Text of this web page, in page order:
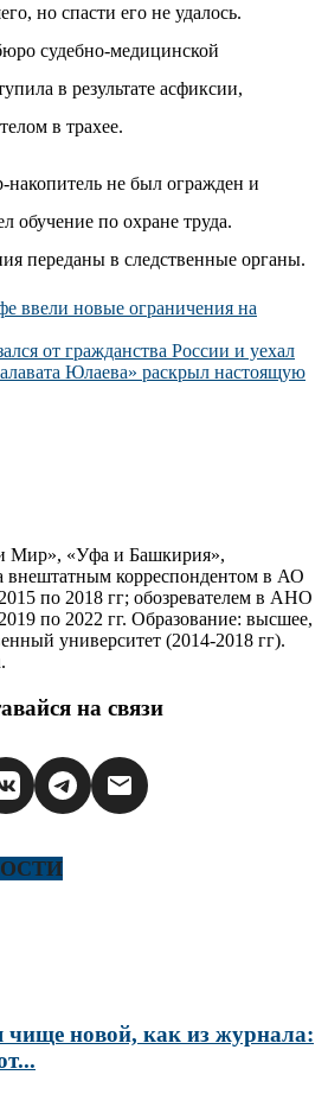
но спасти его не удалось.
судебно-медицинской
в результате асфиксии,
в трахее.
накопитель не был огражден и
обучение по охране труда.
переданы в следственные органы.
ввели новые ограничения на
от гражданства России и уехал
Юлаева» раскрыл настоящую
Мир», «Уфа и Башкирия»,
внештатным корреспондентом в АО
по 2018 гг; обозревателем в АНО
по 2022 гг. Образование: высшее,
университет (2014-2018 гг).
на связи
новой, как из журнала: